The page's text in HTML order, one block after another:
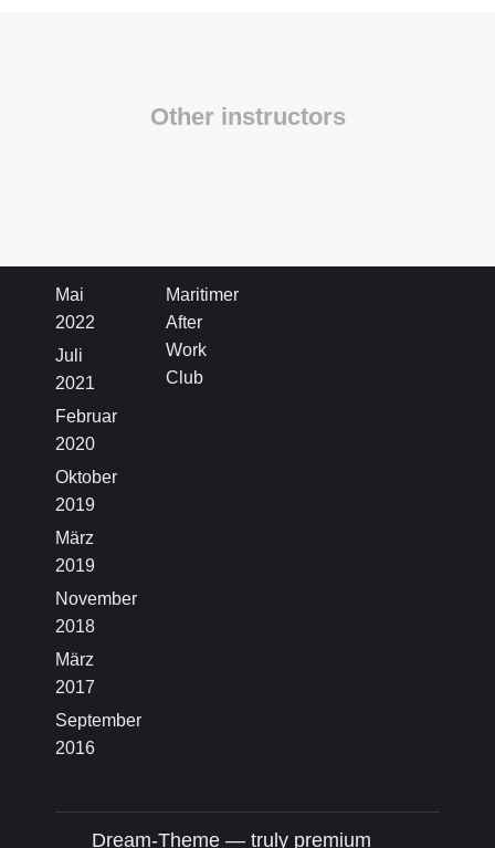
Other instructors
Mai
2022
Juli
2021
Februar
2020
Oktober
2019
März
2019
November
2018
März
2017
September
2016
Maritimer
After
Work
Club
Dream-Theme — truly premium